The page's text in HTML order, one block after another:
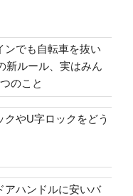
ンでも自転車を抜い
新ルール、実はみん
のこと
やU字ロックをどう
アハンドルに安いバ